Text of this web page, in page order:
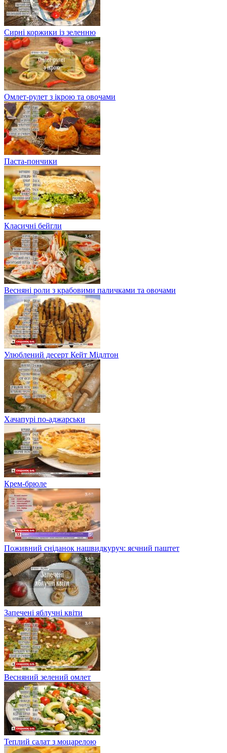
Сирні коржики із зеленню
Омлет-рулет з ікрою та овочами
Паста-пончики
Класичні бейгли
Весняні роли з крабовими паличками та овочами
Улюблений десерт Кейт Мідлтон
Хачапурі по-аджарськи
Крем-брюле
Поживний сніданок нашвидкуруч: яєчний паштет
Запечені яблучні квіти
Весняний зелений омлет
Теплий салат з моцарелою